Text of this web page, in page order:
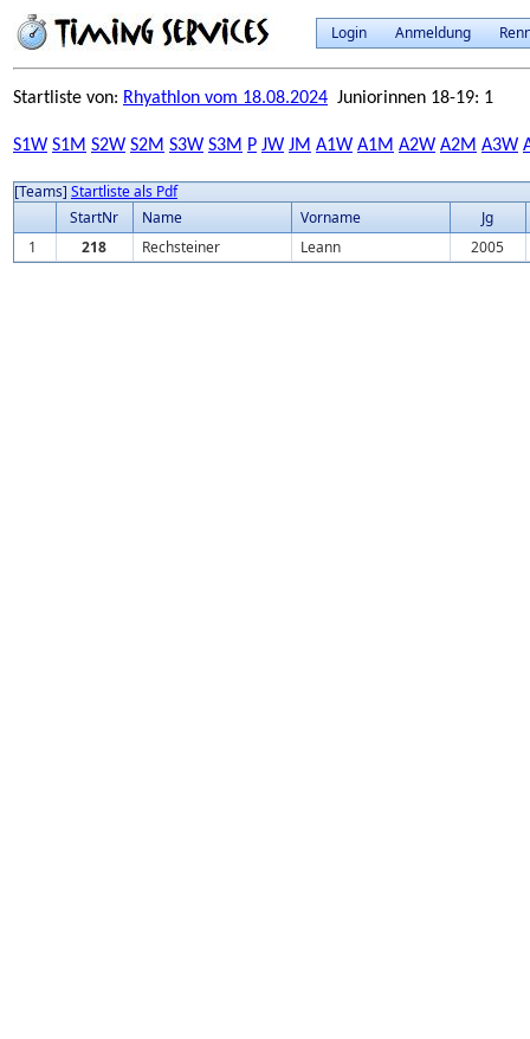
Login Anmeldung
Startliste von: Rhyathlon vom 18.08.2024 Juniorinnen 18-19: 1
S1W S1M S2W S2M S3W S3M P JW JM A1W A1M A2W A2M A3W
[Teams] Startliste als Pdf
StartNr
Name Vorname
Jg
1
218 Rechsteiner Leann 2005